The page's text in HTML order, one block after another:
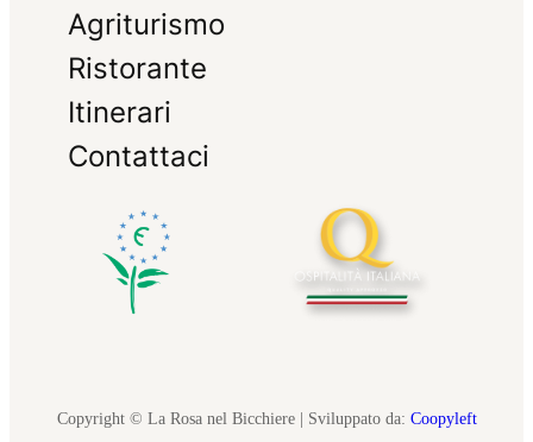
Agriturismo
Ristorante
Itinerari
Contattaci
Copyright © La Rosa nel Bicchiere | Sviluppato da: Coopyleft